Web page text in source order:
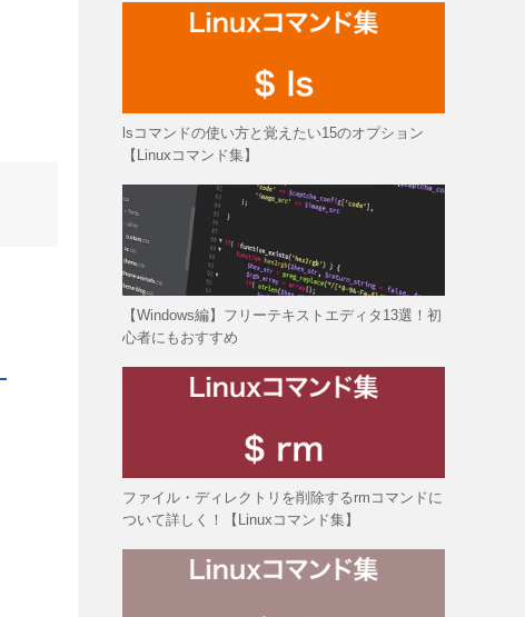
lsコマンドの使い方と覚えたい15のオプション
【Linuxコマンド集】
【Windows編】フリーテキストエディタ13選！初
心者にもおすすめ
ファイル・ディレクトリを削除するrmコマンドに
ついて詳しく！【Linuxコマンド集】